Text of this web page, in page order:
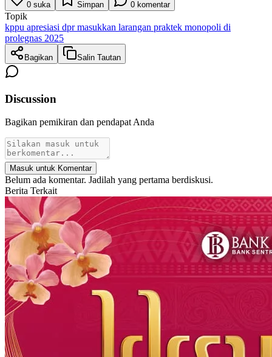
0 suka Simpan 0 komentar
Topik
kppu apresiasi dpr masukkan larangan praktek monopoli di
prolegnas 2025
Bagikan Salin Tautan
Discussion
Bagikan pemikiran dan pendapat Anda
Masuk untuk Komentar
Belum ada komentar. Jadilah yang pertama berdiskusi.
Berita Terkait